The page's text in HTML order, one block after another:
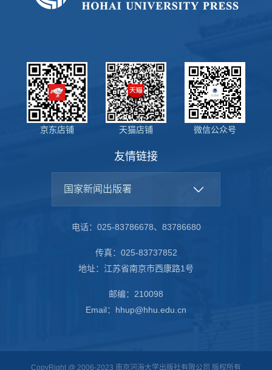
友情链接
国家新闻出版署
电话：025-83786678、83786680
传真：025-83737852
地址：江苏省南京市西康路1号
邮编：210098
Email：hhup@hhu.edu.cn
京东店铺 天猫店铺 微信公众号
CopyRight @ 2006-2023 南京河海大学出版社有限公司 版权所有